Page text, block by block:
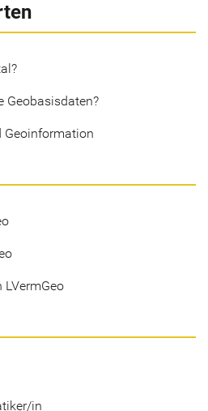
Geobasisdaten?
Geoinformation
LVermGeo
in